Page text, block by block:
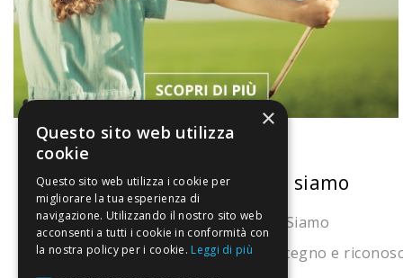
La nostra convenienza
Il risparmio che fa ambiente
Il nostro manifesto
Chi siamo
Chi Siamo
Sostegno e
×
Questo sito web utilizza
cookie
Questo sito web utilizza i cookie per
migliorare la tua esperienza di
navigazione. Utilizzando il nostro sito web
acconsenti a tutti i cookie in conformità con
la nostra policy per i cookie. Leggi di più